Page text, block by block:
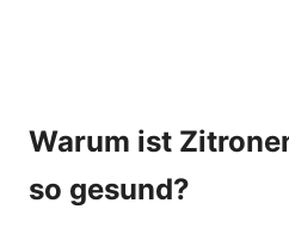
Warum ist
so gesund?